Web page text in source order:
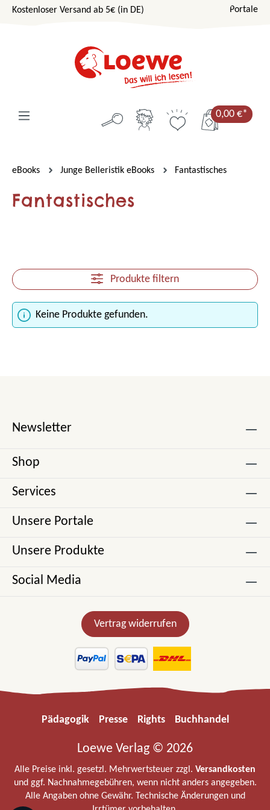
Zum Hauptinhalt springen
Kostenloser Versand ab 5€ (in DE) Portale
0,00 €*
eBooks Junge Belleristik eBooks Fantastisches
Fantastisches
Produkte filtern
Keine Produkte gefunden.
Newsletter
Shop
Services
Unsere Portale
Unsere Produkte
Social Media
Vertrag widerrufen
Pädagogik Presse Rights Buchhandel
Loewe Verlag © 2026
Alle Preise inkl. gesetzl. Mehrwertsteuer zzgl. Versandkosten
und ggf. Nachnahmegebühren, wenn nicht anders angegeben.
Alle Angaben ohne Gewähr. Technische Änderungen und